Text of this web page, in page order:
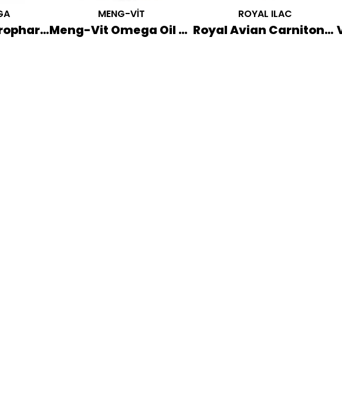
Versele Laga Oropharma Boost X5 Yarış Güvercini Güçlendirici 500 GR
MENG-VİT
Meng-Vit Omega Oil Mix 250 ML
ROYAL ILAC
Royal Avian Carnitonic Karnitin İçerikli Tamamlayıcı Yem 1 LT